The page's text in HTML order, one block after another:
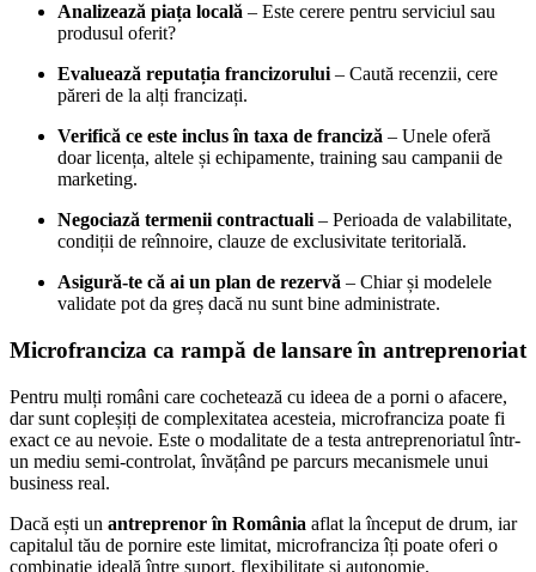
Analizează piața locală – Este cerere pentru serviciul sau
produsul oferit?
Evaluează reputația francizorului – Caută recenzii, cere
păreri de la alți francizați.
Verifică ce este inclus în taxa de franciză – Unele oferă
doar licența, altele și echipamente, training sau campanii de
marketing.
Negociază termenii contractuali – Perioada de valabilitate,
condiții de reînnoire, clauze de exclusivitate teritorială.
Asigură-te că ai un plan de rezervă – Chiar și modelele
validate pot da greș dacă nu sunt bine administrate.
Microfranciza ca rampă de lansare în antreprenoriat
Pentru mulți români care cochetează cu ideea de a porni o afacere,
dar sunt copleșiți de complexitatea acesteia, microfranciza poate fi
exact ce au nevoie. Este o modalitate de a testa antreprenoriatul într-
un mediu semi-controlat, învățând pe parcurs mecanismele unui
business real.
Dacă ești un antreprenor în România aflat la început de drum, iar
capitalul tău de pornire este limitat, microfranciza îți poate oferi o
combinație ideală între suport, flexibilitate și autonomie.